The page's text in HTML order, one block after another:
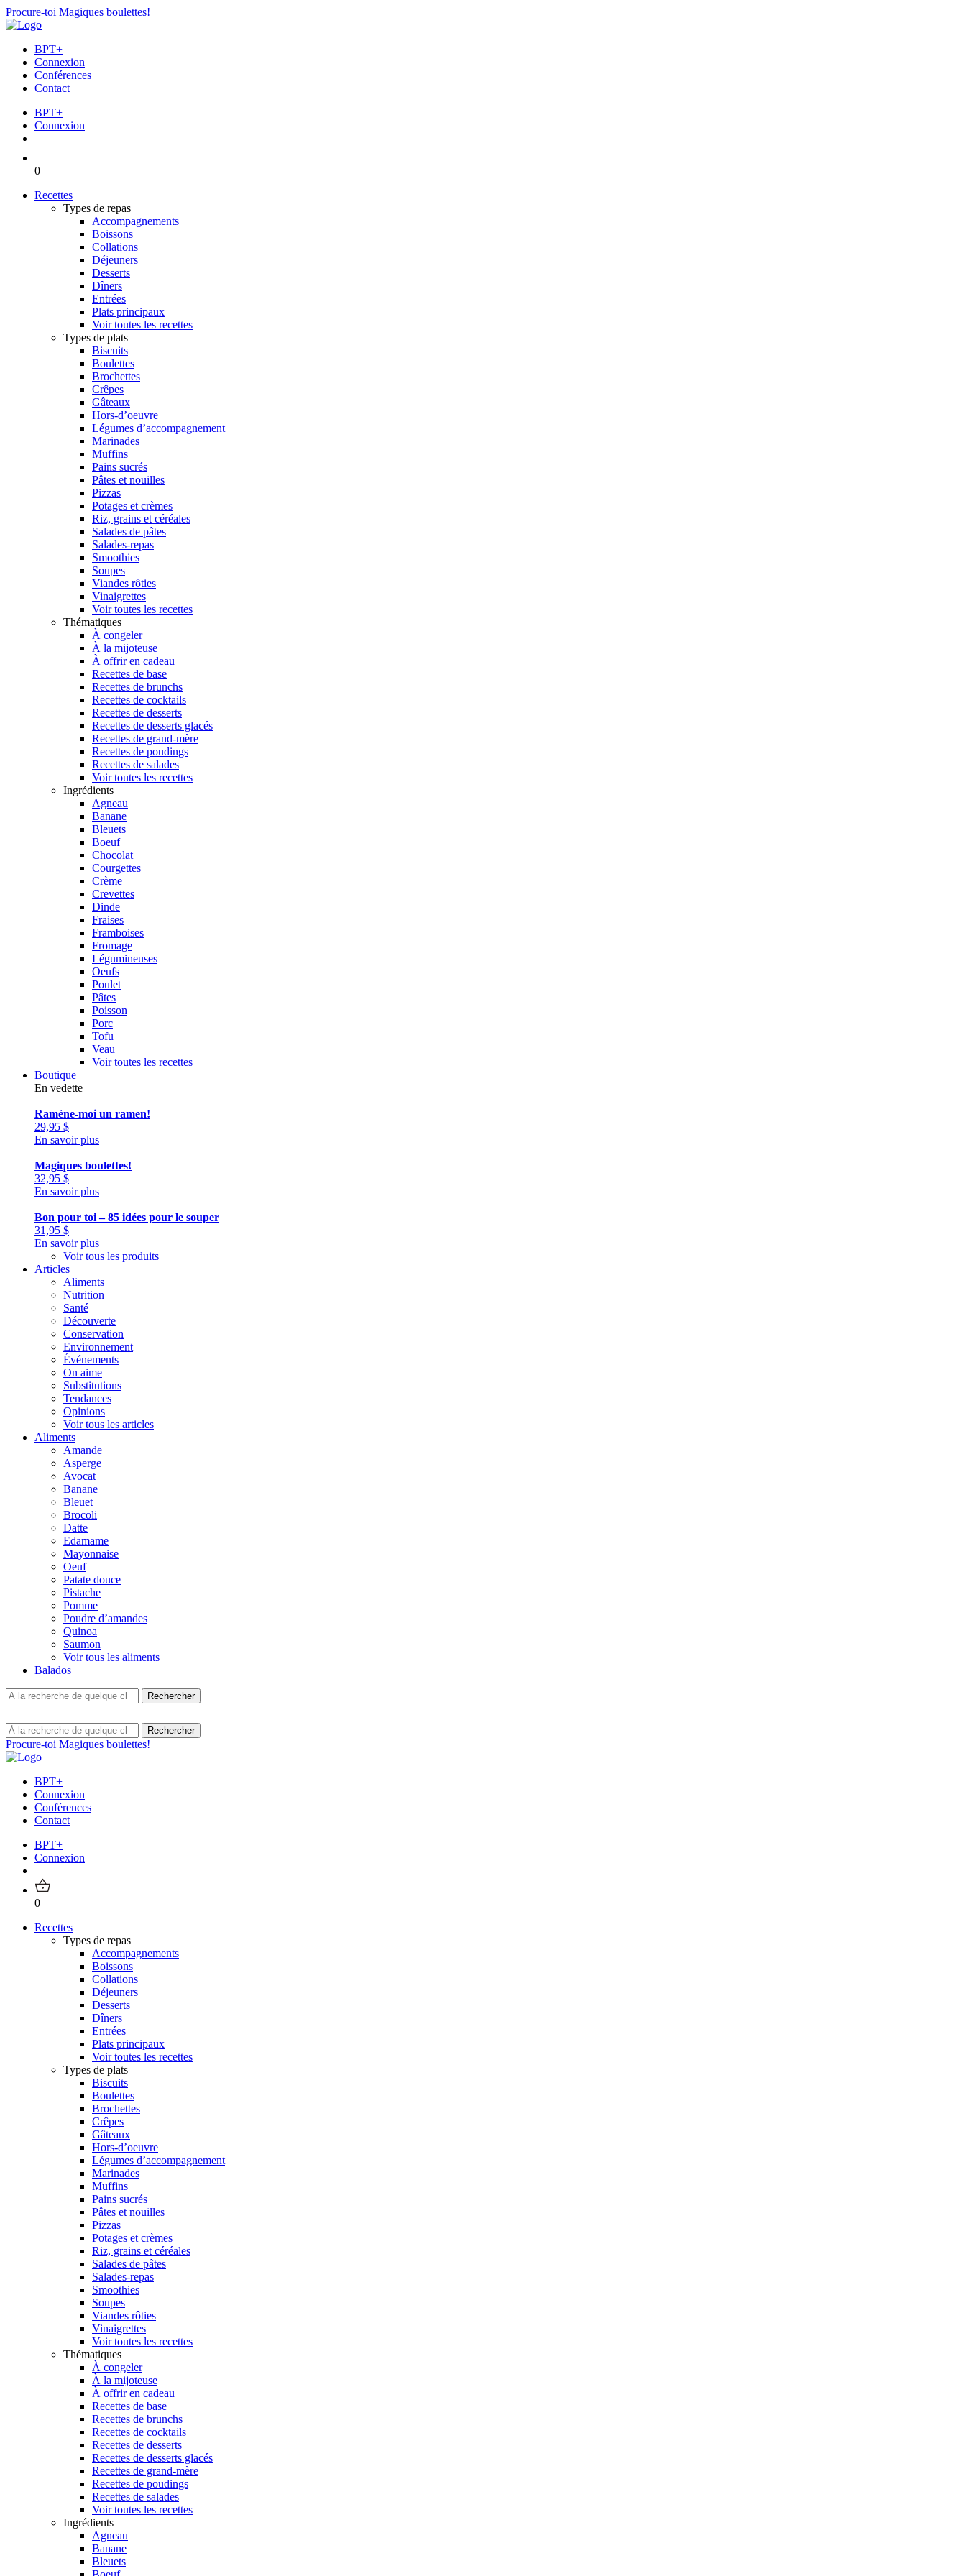
Procure-toi Magiques boulettes!
BPT+
Connexion
Conférences
Contact
BPT+
Connexion
0
Recettes
Types de repas
Accompagnements
Boissons
Collations
Déjeuners
Desserts
Dîners
Entrées
Plats principaux
Voir toutes les recettes
Types de plats
Biscuits
Boulettes
Brochettes
Crêpes
Gâteaux
Hors-d’oeuvre
Légumes d’accompagnement
Marinades
Muffins
Pains sucrés
Pâtes et nouilles
Pizzas
Potages et crèmes
Riz, grains et céréales
Salades de pâtes
Salades-repas
Smoothies
Soupes
Viandes rôties
Vinaigrettes
Voir toutes les recettes
Thématiques
À congeler
À la mijoteuse
À offrir en cadeau
Recettes de base
Recettes de brunchs
Recettes de cocktails
Recettes de desserts
Recettes de desserts glacés
Recettes de grand-mère
Recettes de poudings
Recettes de salades
Voir toutes les recettes
Ingrédients
Agneau
Banane
Bleuets
Boeuf
Chocolat
Courgettes
Crème
Crevettes
Dinde
Fraises
Framboises
Fromage
Légumineuses
Oeufs
Poulet
Pâtes
Poisson
Porc
Tofu
Veau
Voir toutes les recettes
Boutique
En vedette
Ramène-moi un ramen!
29,95 $
En savoir plus
Magiques boulettes!
32,95 $
En savoir plus
Bon pour toi – 85 idées pour le souper
31,95 $
En savoir plus
Voir tous les produits
Articles
Aliments
Nutrition
Santé
Découverte
Conservation
Environnement
Événements
On aime
Substitutions
Tendances
Opinions
Voir tous les articles
Aliments
Amande
Asperge
Avocat
Banane
Bleuet
Brocoli
Datte
Edamame
Mayonnaise
Oeuf
Patate douce
Pistache
Pomme
Poudre d’amandes
Quinoa
Saumon
Voir tous les aliments
Balados
Procure-toi Magiques boulettes!
BPT+
Connexion
Conférences
Contact
BPT+
Connexion
0
Recettes
Types de repas
Accompagnements
Boissons
Collations
Déjeuners
Desserts
Dîners
Entrées
Plats principaux
Voir toutes les recettes
Types de plats
Biscuits
Boulettes
Brochettes
Crêpes
Gâteaux
Hors-d’oeuvre
Légumes d’accompagnement
Marinades
Muffins
Pains sucrés
Pâtes et nouilles
Pizzas
Potages et crèmes
Riz, grains et céréales
Salades de pâtes
Salades-repas
Smoothies
Soupes
Viandes rôties
Vinaigrettes
Voir toutes les recettes
Thématiques
À congeler
À la mijoteuse
À offrir en cadeau
Recettes de base
Recettes de brunchs
Recettes de cocktails
Recettes de desserts
Recettes de desserts glacés
Recettes de grand-mère
Recettes de poudings
Recettes de salades
Voir toutes les recettes
Ingrédients
Agneau
Banane
Bleuets